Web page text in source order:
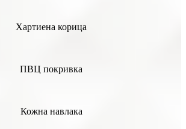
Хартиена корица
ПВЦ покривка
Кожна навлака